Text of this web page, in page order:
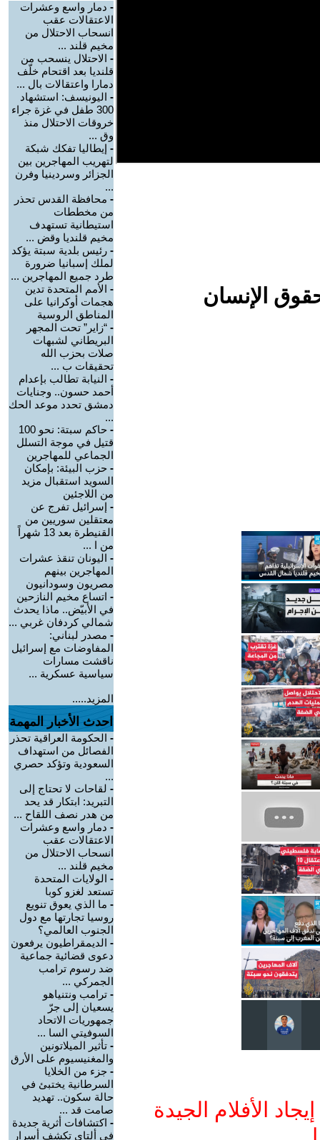
الإنسان
الأفلام الجيدة
- دمار واسع وعشرات
الاعتقالات عقب
انسحاب الاحتلال من
مخيم قلند ...
- الاحتلال ينسحب من
قلنديا بعد اقتحام خلّف
دمارا واعتقالات بال ...
- اليونيسف: استشهاد
300 طفل في غزة جراء
خروقات الاحتلال منذ
وق ...
- إيطاليا تفكك شبكة
لتهريب المهاجرين بين
الجزائر وسردينيا وفرن
...
- محافظة القدس تحذر
من مخططات
استيطانية تستهدف
مخيم قلنديا وقض ...
- رئيس بلدية سبتة يؤكد
لملك إسبانيا ضرورة
طرد جميع المهاجرين ...
- الأمم المتحدة تدين
هجمات أوكرانيا على
المناطق الروسية
- “زاير” تحت المجهر
البريطاني لشبهات
صلات بحزب الله
تحقيقات ب ...
- النيابة تطالب بإعدام
أحمد حسون.. وجنايات
دمشق تحدد موعد الحك
...
-
حاكم سبتة: نحو 100
قتيل في موجة التسلل
الجماعي للمهاجرين
- حزب البيئة: بإمكان
السويد استقبال مزيد
من اللاجئين
- إسرائيل تفرج عن
معتقلين سوريين من
القنيطرة بعد 13 شهراً
من ا ...
- اليونان تنقذ عشرات
المهاجرين بينهم
مصريون وسودانيون
- اتساع مخيم النازحين
في الأبيّض.. ماذا يحدث
شمالي كردفان غربي ...
- مصدر لبناني:
المفاوضات مع إسرائيل
ناقشت مسارات
سياسية عسكرية ...
المزيد.....
احدث الأخبار المهمة
- الحكومة العراقية تحذر
الفصائل من استهداف
السعودية وتؤكد حصري
...
- لقاحات لا تحتاج إلى
التبريد: ابتكار قد يحد
من هدر نصف اللقاح ...
- دمار واسع وعشرات
الاعتقالات عقب
انسحاب الاحتلال من
مخيم قلند ...
- الولايات المتحدة
تستعد لغزو كوبا
- ما الذي يعوق تنويع
روسيا تجارتها مع دول
الجنوب العالمي؟
- الديمقراطيون يرفعون
دعوى قضائية جماعية
ضد رسوم ترامب
الجمركي ...
- ترامب ونتنياهو
يسعيان إلى جرّ
جمهوريات الاتحاد
السوفيتي السا ...
- تأثير الميلاتونين
والمغنيسيوم على الأرق
- جزء من الخلايا
السرطانية يختبئ في
حالة سكون.. تهديد
صامت قد ...
- اكتشافات أثرية جديدة
في ألتاي تكشف أسرار